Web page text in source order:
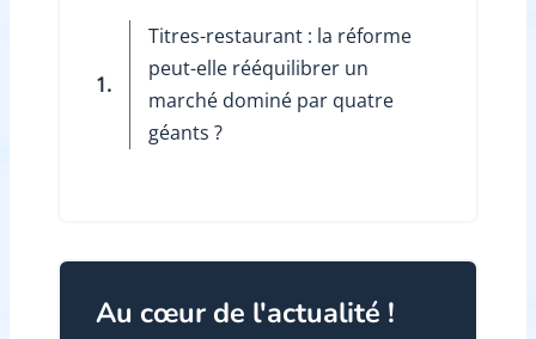
1.
Titres-restaurant : la réforme
peut-elle rééquilibrer un
marché dominé par quatre
géants ?
Au cœur de l'actualité !